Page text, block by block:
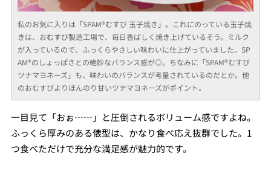
私のお気に入りは「SPAM®むすび 玉子焼き」。これにのっている玉子焼
きは、おむすび製造工場で、毎日香ばしく焼き上げているそう。ミルク
が入っているので、ふっくらやさしい味わいに仕上がっていました。SP
AM®のしょっぱさとの絶妙なバランス感が◎。ちなみに「SPAM®むすび
ツナマヨネーズ」も、味わいのバランスが考量されているのだとか。他
のおむすびよりほんのり甘いツナマヨネーズがポイント。
一目見て「おぉ……」と圧倒されるボリューム感ですよね。
ふっくら厚みのある俵型は、かなり食べ応え抜群でした。1
つ食べただけで充分な満足感が魅力的です。